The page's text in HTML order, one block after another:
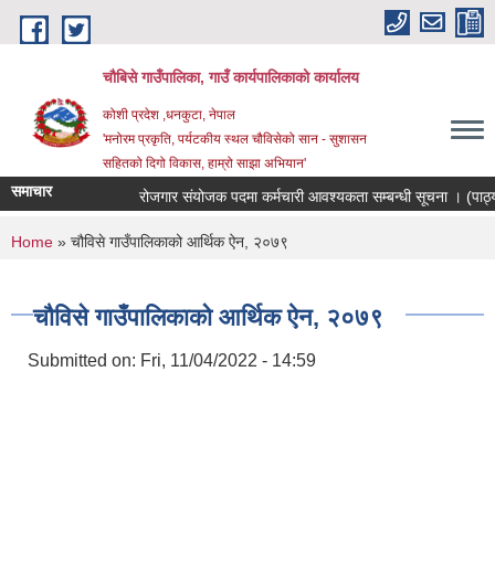
Skip to main content
चौबिसे गाउँपालिका, गाउँ कार्यपालिकाको कार्यालय
कोशी प्रदेश ,धनकुटा, नेपाल
'मनोरम प्रकृति, पर्यटकीय स्थल चौविसेको सान - सुशासन
सहितको दिगो विकास, हाम्रो साझा अभियान'
समाचार रोजगार संयोजक पदमा कर्मचारी आवश्यकता सम्बन्धी सूचना ।
You are here
Home » चौविसे गाउँपालिकाको आर्थिक ऐन, २०७९
चौविसे गाउँपालिकाको आर्थिक ऐन, २०७९
Submitted on: Fri, 11/04/2022 - 14:59